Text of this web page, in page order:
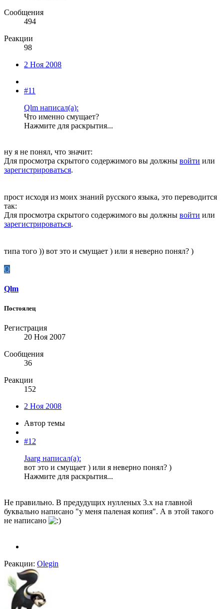
Сообщения
494
Реакции
98
2 Ноя 2008
#11
Qlm написал(а):
Что именно смущает?
Нажмите для раскрытия...
ну я не понял, что значит:
Для просмотра скрытого содержимого вы должны войти или
зарегистрироваться.
прост исходя из моих знаний русского языка, это переводится
так:
Для просмотра скрытого содержимого вы должны войти или
зарегистрироваться.
типа того )) вот это и смущает ) или я неверно понял? )
Q
Qlm
Постоялец
Регистрация
20 Ноя 2007
Сообщения
36
Реакции
152
2 Ноя 2008
Автор темы
#12
Jaarg написал(а):
вот это и смущает ) или я неверно понял? )
Нажмите для раскрытия...
Не правильно. В предудущих нулленых 3.х на главной
буквально написано "у меня паленая копия". А в этой такого
не написано
Реакции: Olegin